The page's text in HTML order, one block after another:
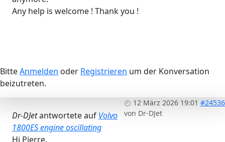
Any help is welcome ! Thank you !
BitteAnmelden oder Registrieren um der Konversation
beizutreten.
12 März 2026 19:01 #24536
von Dr-DJet
Dr-DJetantwortete auf Volvo
1800ES engine oscillating
Hi Pierre,